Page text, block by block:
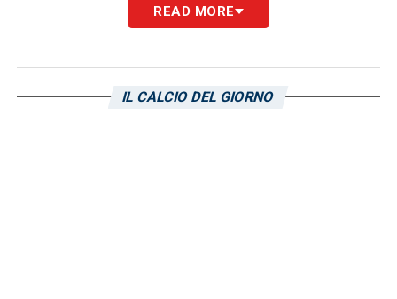
. La situazione del portiere è ancora
arrivati i primi rumors.
READ MORE
IL CALCIO DEL GIORNO